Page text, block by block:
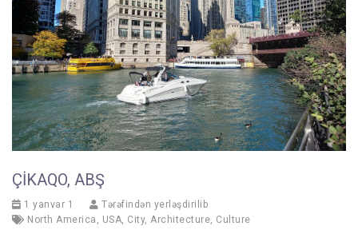
ÇIKAQO, ABŞ
1 yanvar 1
Tərəfindən yerləşdirilib
North America
USA City, Architecture Culture